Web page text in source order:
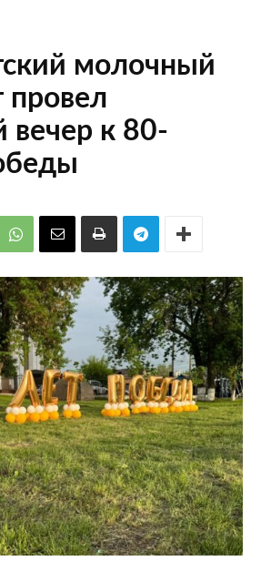
молочный
провел
вечер к 80-